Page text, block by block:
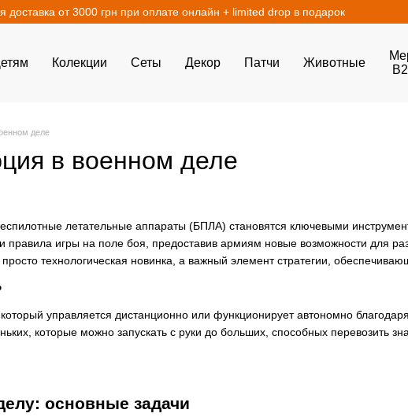
доставка от 3000 грн при оплате онлайн + limited drop в подарок
Колекции Сеты Декор Патчи Животные
деле
в военном деле
летательные аппараты (БПЛА) становятся ключевыми
игры на поле боя, предоставив армиям новые возможности для
технологическая новинка, а важный элемент стратегии,
управляется дистанционно или функционирует автономно
которые можно запускать с руки до больших, способных перевозить
основные задачи